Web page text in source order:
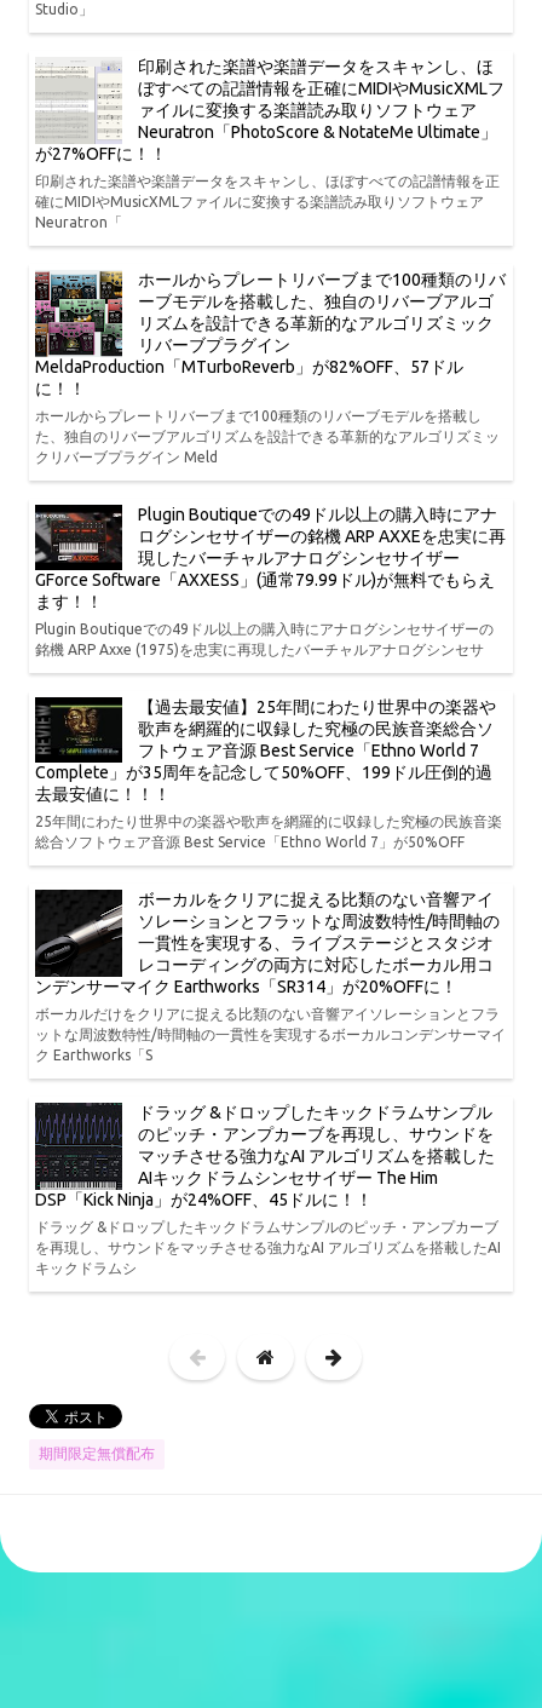
Studio」
印刷された楽譜や楽譜データをスキャンし、ほ
ぼすべての記譜情報を正確にMIDIやMusicXMLフ
ァイルに変換する楽譜読み取りソフトウェア
Neuratron「PhotoScore & NotateMe Ultimate」
が27%OFFに！！
印刷された楽譜や楽譜データをスキャンし、ほぼすべての記譜情報を正
確にMIDIやMusicXMLファイルに変換する楽譜読み取りソフトウェア
Neuratron「
ホールからプレートリバーブまで100種類のリバ
ーブモデルを搭載した、独自のリバーブアルゴ
リズムを設計できる革新的なアルゴリズミック
リバーブプラグイン
MeldaProduction「MTurboReverb」が82%OFF、57ドル
に！！
ホールからプレートリバーブまで100種類のリバーブモデルを搭載し
た、独自のリバーブアルゴリズムを設計できる革新的なアルゴリズミッ
クリバーブプラグイン Meld
Plugin Boutiqueでの49ドル以上の購入時にアナ
ログシンセサイザーの銘機 ARP AXXEを忠実に再
現したバーチャルアナログシンセサイザー
GForce Software「AXXESS」(通常79.99ドル)が無料でもらえ
ます！！
Plugin Boutiqueでの49ドル以上の購入時にアナログシンセサイザーの
銘機 ARP Axxe (1975)を忠実に再現したバーチャルアナログシンセサ
【過去最安値】25年間にわたり世界中の楽器や
歌声を網羅的に収録した究極の民族音楽総合ソ
フトウェア音源 Best Service「Ethno World 7
Complete」が35周年を記念して50%OFF、199ドル圧倒的過
去最安値に！！！
25年間にわたり世界中の楽器や歌声を網羅的に収録した究極の民族音楽
総合ソフトウェア音源 Best Service「Ethno World 7」が50%OFF
ボーカルをクリアに捉える比類のない音響アイ
ソレーションとフラットな周波数特性/時間軸の
一貫性を実現する、ライブステージとスタジオ
レコーディングの両方に対応したボーカル用コ
ンデンサーマイク Earthworks「SR314」が20%OFFに！
ボーカルだけをクリアに捉える比類のない音響アイソレーションとフラ
ットな周波数特性/時間軸の一貫性を実現するボーカルコンデンサーマイ
ク Earthworks「S
ドラッグ &ドロップしたキックドラムサンプル
のピッチ・アンプカーブを再現し、サウンドを
マッチさせる強力なAI アルゴリズムを搭載した
AIキックドラムシンセサイザー The Him
DSP「Kick Ninja」が24%OFF、45ドルに！！
ドラッグ &ドロップしたキックドラムサンプルのピッチ・アンプカーブ
を再現し、サウンドをマッチさせる強力なAI アルゴリズムを搭載したAI
キックドラムシ
期間限定無償配布